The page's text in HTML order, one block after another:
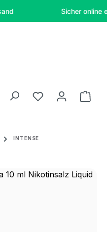
Sicher online
Werkzeugleiste anzeigen
Du hast 0
INTENSE